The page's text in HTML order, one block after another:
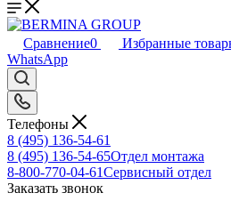
Сравнение0 Избранные
WhatsApp
Телефоны
8 (495) 136-54-61
8 (495) 136-54-65Отдел монтажа
8-800-770-04-61Сервисный отдел
Заказать звонок